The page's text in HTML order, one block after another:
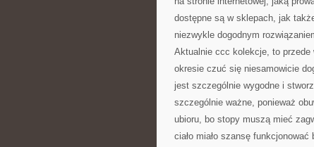
dostępne są w sklepach, jak
niezwykle dogodnym
Aktualnie ccc kolekcje, to przede
okresie czuć się niesamowicie
jest szczególnie wygodne i
szczególnie ważne, ponieważ
ubioru, bo stopy muszą mieć
ciało miało szansę